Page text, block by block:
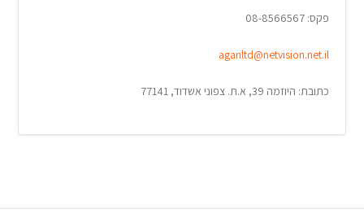
פקס: 08-8566567
aganltd@netvision.net.il
כתובת: היוזמה 39, א.ת. צפוני אשדוד, 77141